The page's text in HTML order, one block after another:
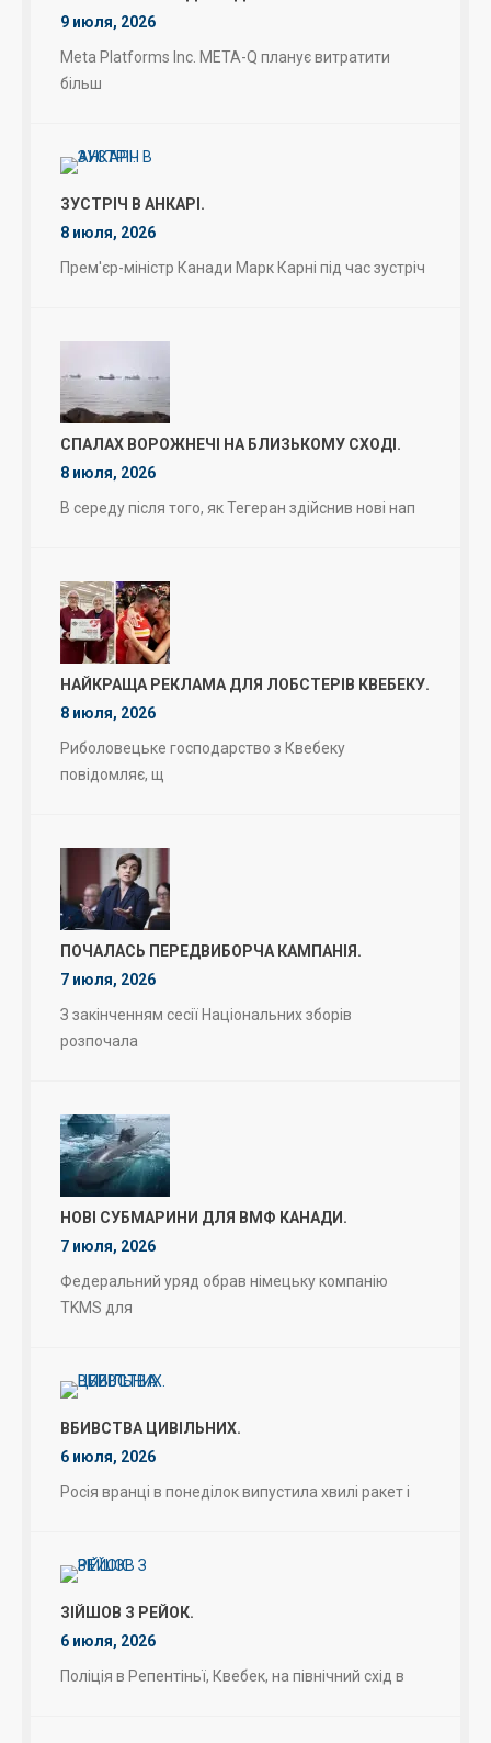
9 июля, 2026
Meta Platforms Inc. META-Q планує витратити
більш
ЗУСТРІЧ В АНКАРІ.
8 июля, 2026
Прем'єр-міністр Канади Марк Карні під час зустріч
СПАЛАХ ВОРОЖНЕЧІ НА БЛИЗЬКОМУ СХОДІ.
8 июля, 2026
В середу після того, як Тегеран здійснив нові нап
НАЙКРАЩА РЕКЛАМА ДЛЯ ЛОБСТЕРІВ КВЕБЕКУ.
8 июля, 2026
Риболовецьке господарство з Квебеку
повідомляє, щ
ПОЧАЛАСЬ ПЕРЕДВИБОРЧА КАМПАНІЯ.
7 июля, 2026
З закінченням сесії Національних зборів
розпочала
НОВІ СУБМАРИНИ ДЛЯ ВМФ КАНАДИ.
7 июля, 2026
Федеральний уряд обрав німецьку компанію
TKMS для
ВБИВСТВА ЦИВІЛЬНИХ.
6 июля, 2026
Росія вранці в понеділок випустила хвилі ракет і
ЗІЙШОВ З РЕЙОК.
6 июля, 2026
Поліція в Репентіньї, Квебек, на північний схід в